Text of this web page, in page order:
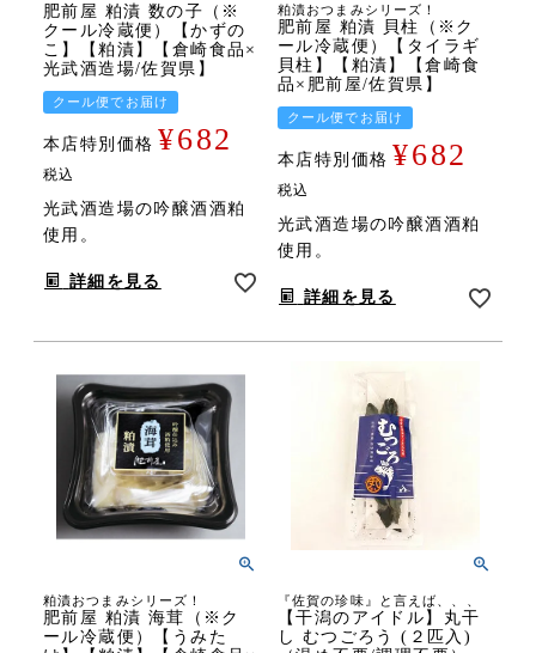
肥前屋 粕漬 数の子（※
クール冷蔵便）【かずの
こ】【粕漬】【倉崎食品×
光武酒造場/佐賀県】
クール便でお届け
本店特別価格 ¥682
税込
光武酒造場の吟醸酒酒粕
使用。
詳細を見る
粕漬おつまみシリーズ！
肥前屋 粕漬 貝柱（※ク
ール冷蔵便）【タイラギ
貝柱】【粕漬】【倉崎食
品×肥前屋/佐賀県】
クール便でお届け
本店特別価格 ¥682
税込
光武酒造場の吟醸酒酒粕
使用。
詳細を見る
粕漬おつまみシリーズ！
肥前屋 粕漬 海茸（※ク
ール冷蔵便）【うみた
『佐賀の珍味』と言えば、、、
【干潟のアイドル】丸干
し むつごろう (２匹入)